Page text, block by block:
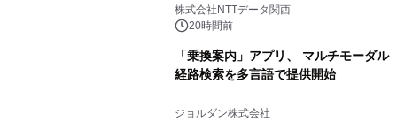
人認証と デジタルデバイド対策で実現
～
株式会社NTTデータ関西
20時間前
「乗換案内」アプリ、 マルチモーダル
経路検索を多言語で提供開始
ジョルダン株式会社